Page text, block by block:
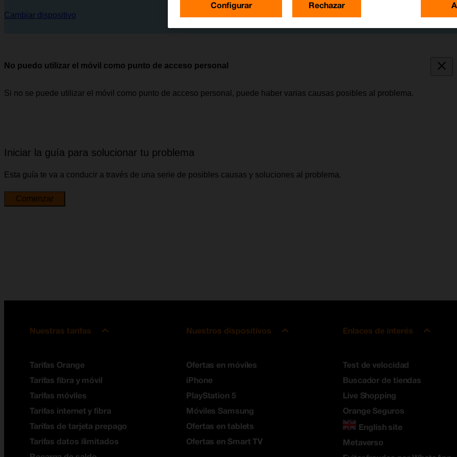
Cambiar dispositivo
No puedo utilizar el móvil como punto de acceso personal
Si no se puede utilizar el móvil como punto de acceso personal, puede haber varias causas posibles al problema.
Iniciar la guía para solucionar tu problema
Esta guía te va a conducir a través de una serie de posibles causas y soluciones al problema.
Comenzar
Nuestras tarifas
Tarifas Orange
Tarifas fibra y móvil
Tarifas móviles
Tarifas internet y fibra
Tarifas de tarjeta prepago
Tarifas datos ilimitados
Nuestros dispositivos
Ofertas en móviles
iPhone
PlayStation 5
Móviles Samsung
Ofertas en tablets
Ofertas en Smart TV
Enlaces de interés
Test de velocidad
Buscador de tiendas
Live Shopping
Orange Seguros
English site
Metaverso
Configurar Rechazar